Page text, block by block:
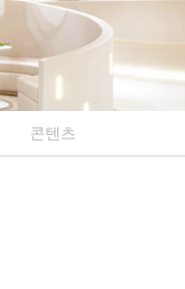
콘텐츠